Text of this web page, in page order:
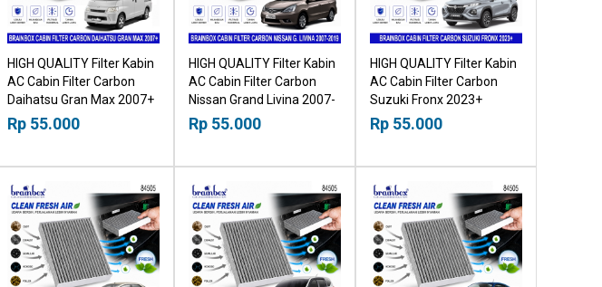
HIGH QUALITY Filter Kabin
AC Cabin Filter Carbon
Daihatsu Gran Max 2007+
18518030
Rp 55.000
HIGH QUALITY Filter Kabin
AC Cabin Filter Carbon
Nissan Grand Livina 2007-
2019 18518030
Rp 55.000
HIGH QUALITY Filter Kabin
AC Cabin Filter Carbon
Suzuki Fronx 2023+
18518030
Rp 55.000